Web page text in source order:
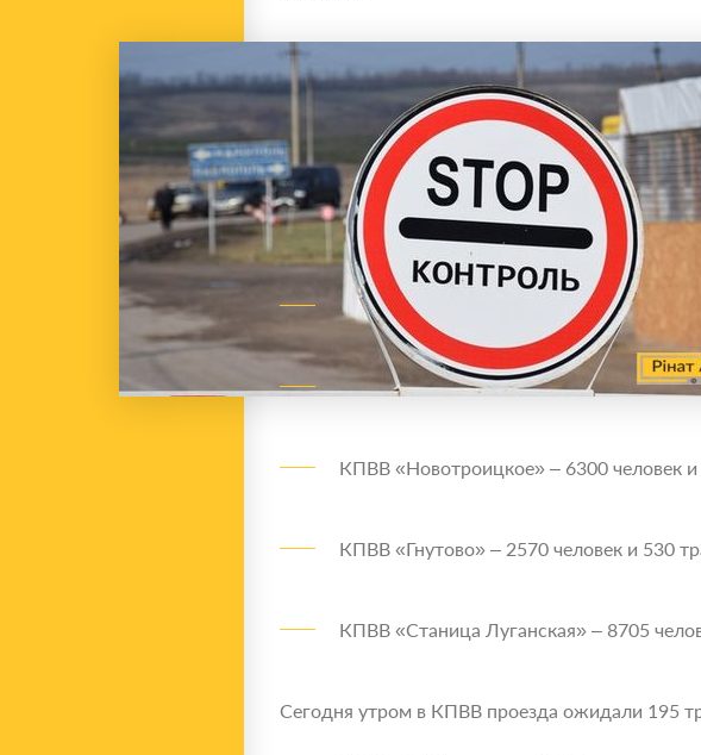
КПВВ «Новотроицкое» – 6300 человек
КПВВ «Гнутово» – 2570 человек и 530
КПВВ «Станица Луганская» – 8705
Сегодня утром в КПВВ проезда ожидали 195